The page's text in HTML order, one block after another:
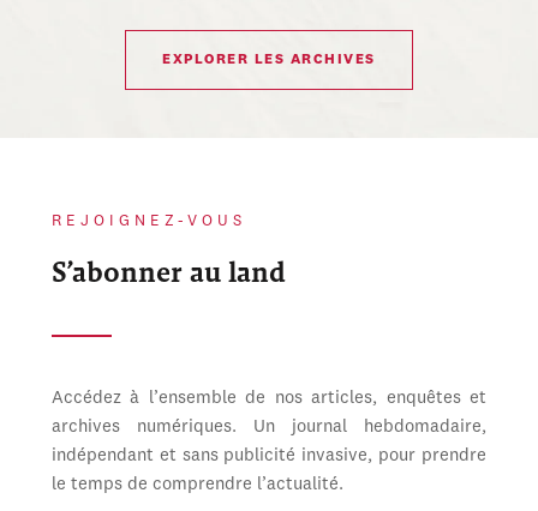
EXPLORER LES ARCHIVES
REJOIGNEZ-VOUS
S’abonner au land
Accédez à l’ensemble de nos articles, enquêtes et
archives numériques. Un journal hebdomadaire,
indépendant et sans publicité invasive, pour prendre
le temps de comprendre l’actualité.